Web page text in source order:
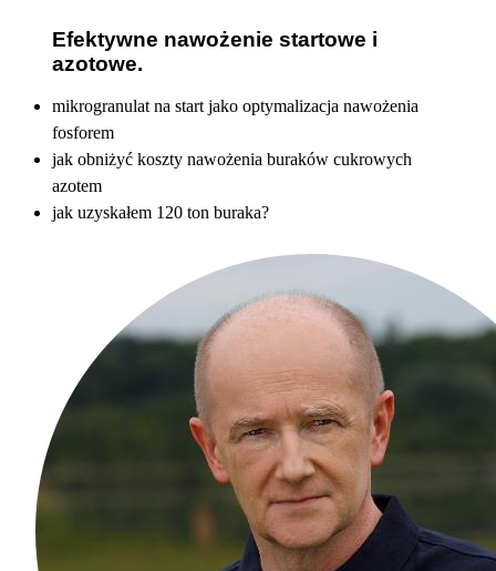
Efektywne nawożenie startowe i
azotowe.
mikrogranulat na start jako optymalizacja nawożenia
fosforem
jak obniżyć koszty nawożenia buraków cukrowych
azotem
jak uzyskałem 120 ton buraka?